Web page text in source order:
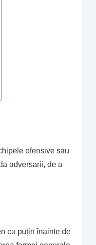
ofensive sau
adversarii, de a
cu puțin înainte de